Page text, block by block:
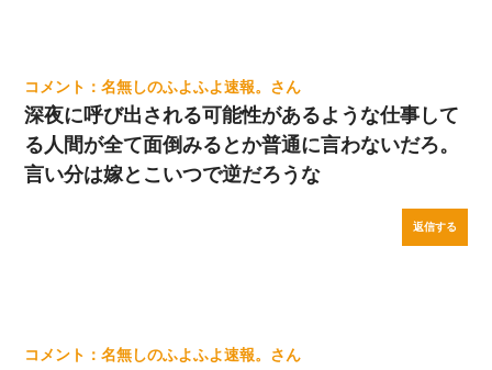
名無しのふよふよ速報。
深夜に呼び出される可能性があるような仕事して
る人間が全て面倒みるとか普通に言わないだろ。
言い分は嫁とこいつで逆だろうな
返信する
名無しのふよふよ速報。